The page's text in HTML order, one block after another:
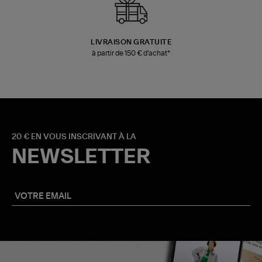
LIVRAISON GRATUITE
à partir de 150 € d'achat*
20 € EN VOUS INSCRIVANT À LA
NEWSLETTER